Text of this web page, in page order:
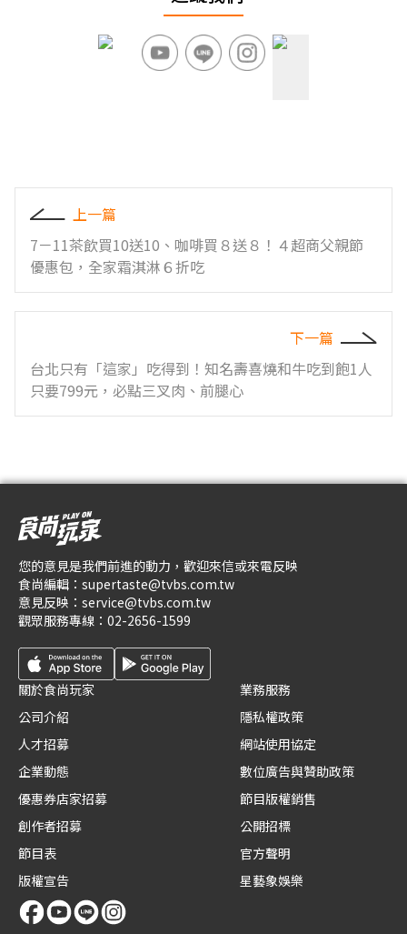
上一篇
7－11茶飲買10送10、咖啡買８送８！４超商父親節
優惠包，全家霜淇淋６折吃
下一篇
台北只有「這家」吃得到！知名壽喜燒和牛吃到飽1人
只要799元，必點三叉肉、前腿心
您的意見是我們前進的動力，歡迎來信或來電反映
食尚編輯： supertaste@tvbs.com.tw
意見反映： service@tvbs.com.tw
觀眾服務專線： 02-2656-1599
關於食尚玩家
公司介紹
人才招募
企業動態
優惠券店家招募
創作者招募
節目表
版權宣告
業務服務
隱私權政策
網站使用協定
數位廣告與贊助政策
節目版權銷售
公開招標
官方聲明
星藝象娛樂